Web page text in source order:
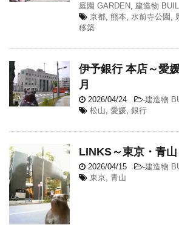
庭園 GARDEN 建造物
京都 熊本 水前寺公園
移築
伊予銀行 本店～愛
月
2026/04/24 -建造物
松山 愛媛 銀行
LINKS～東京・青山
2026/04/15 -建造物
東京 青山